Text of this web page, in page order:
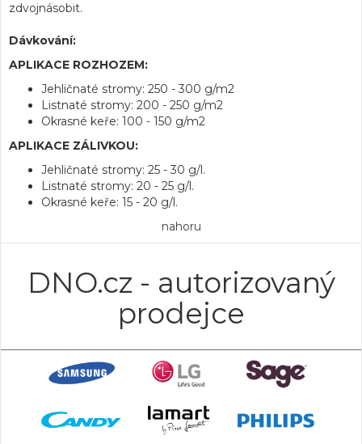
zdvojnásobit.
Dávkování:
APLIKACE ROZHOZEM:
Jehličnaté stromy: 250 - 300 g/m2
Listnaté stromy: 200 - 250 g/m2
Okrasné keře: 100 - 150 g/m2
APLIKACE ZÁLIVKOU:
Jehličnaté stromy: 25 - 30 g/l.
Listnaté stromy: 20 - 25 g/l.
Okrasné keře: 15 - 20 g/l.
nahoru
DNO.cz - autorizovaný
prodejce